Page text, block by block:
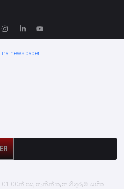
පසු තැනින් තැන ගිගුරුම් සහිත